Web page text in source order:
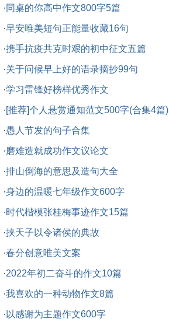
·同桌的你高中作文800字5篇
·早安唯美短句正能量收藏16句
·携手抗疫共克时艰的初中征文五篇
·关于问候早上好的语录摘抄99句
·学习雷锋好榜样优秀作文
·[推荐]个人悬赏通知范文500字(合集4篇)
·愚人节发的句子合集
·磨难造就成功作文议论文
·排山倒海的意思及造句大全
·身边的温暖七年级作文600字
·时代楷模张桂梅事迹作文15篇
·挟天子以令诸侯的典故
·春分创意唯美文案
·2022年初二奋斗的作文10篇
·我喜欢的一种动物作文8篇
· 以感谢为主题作文600字